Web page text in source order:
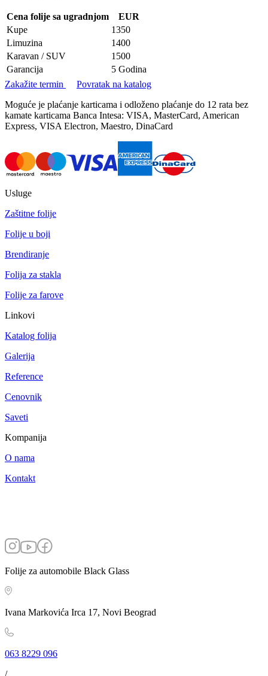
Cena folije sa ugradnjom
EUR
Kupe
1350
Limuzina
1400
Karavan / SUV
1500
Garancija
5 Godina
Zakažite termin
Povratak na katalog
Moguće je plaćanje karticama i odloženo plaćanje do 12 rata bez
kamate karticama Banca Intesa: VISA, MasterCard, American
Express, VISA Electron, Maestro, DinaCard
Usluge
Zaštitne folije
Folije u boji
Brendiranje
Folija za stakla
Folije za farove
Linkovi
Katalog folija
Galerija
Reference
Cenovnik
Saveti
Kompanija
O nama
Kontakt
Folije za automobile Black Glass
Ivana Markovića Irca 17, Novi Beograd
063 8229 096
/